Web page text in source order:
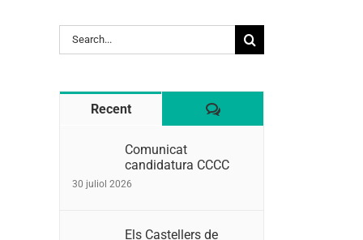
Search
for:
Recent Comentaris
Comunicat
candidatura CCCC
30 juliol 2026
Els Castellers de